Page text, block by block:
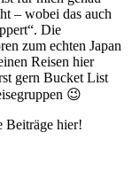
– wobei das auch
Die
zum echten Japan
Reisen hier
gern Bucket List
😉
Beiträge hier!